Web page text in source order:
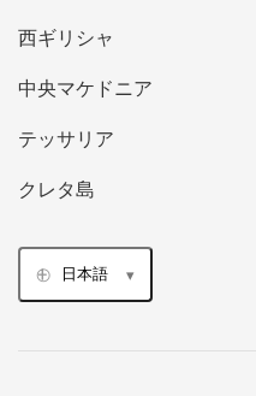
西ギリシャ
中央マケドニア
テッサリア
クレタ島
日本語